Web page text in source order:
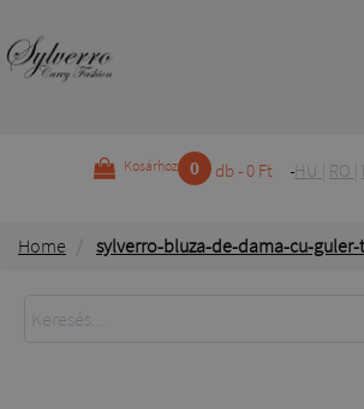
Kosárhoz 0 db - 0 Ft HU RO
Home sylverro-bluza-de-dama-cu-